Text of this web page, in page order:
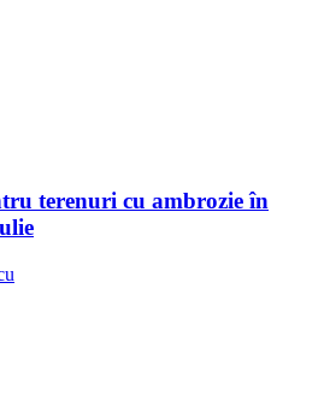
terenuri cu ambrozie în